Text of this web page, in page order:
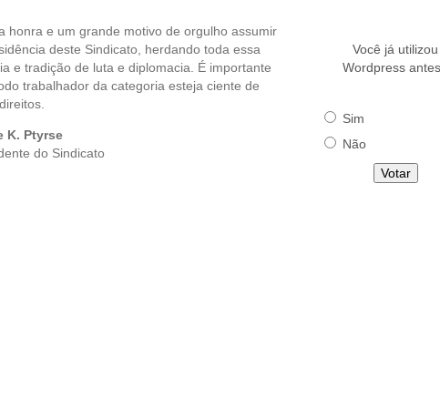
honra e um grande motivo de orgulho assumir
deste Sindicato, herdando toda essa
e tradição de luta e diplomacia. É importante
trabalhador da categoria esteja ciente de
K. Ptyrse
do Sindicato
Você já utilizou
Wordpress
Sim
Não
Votar